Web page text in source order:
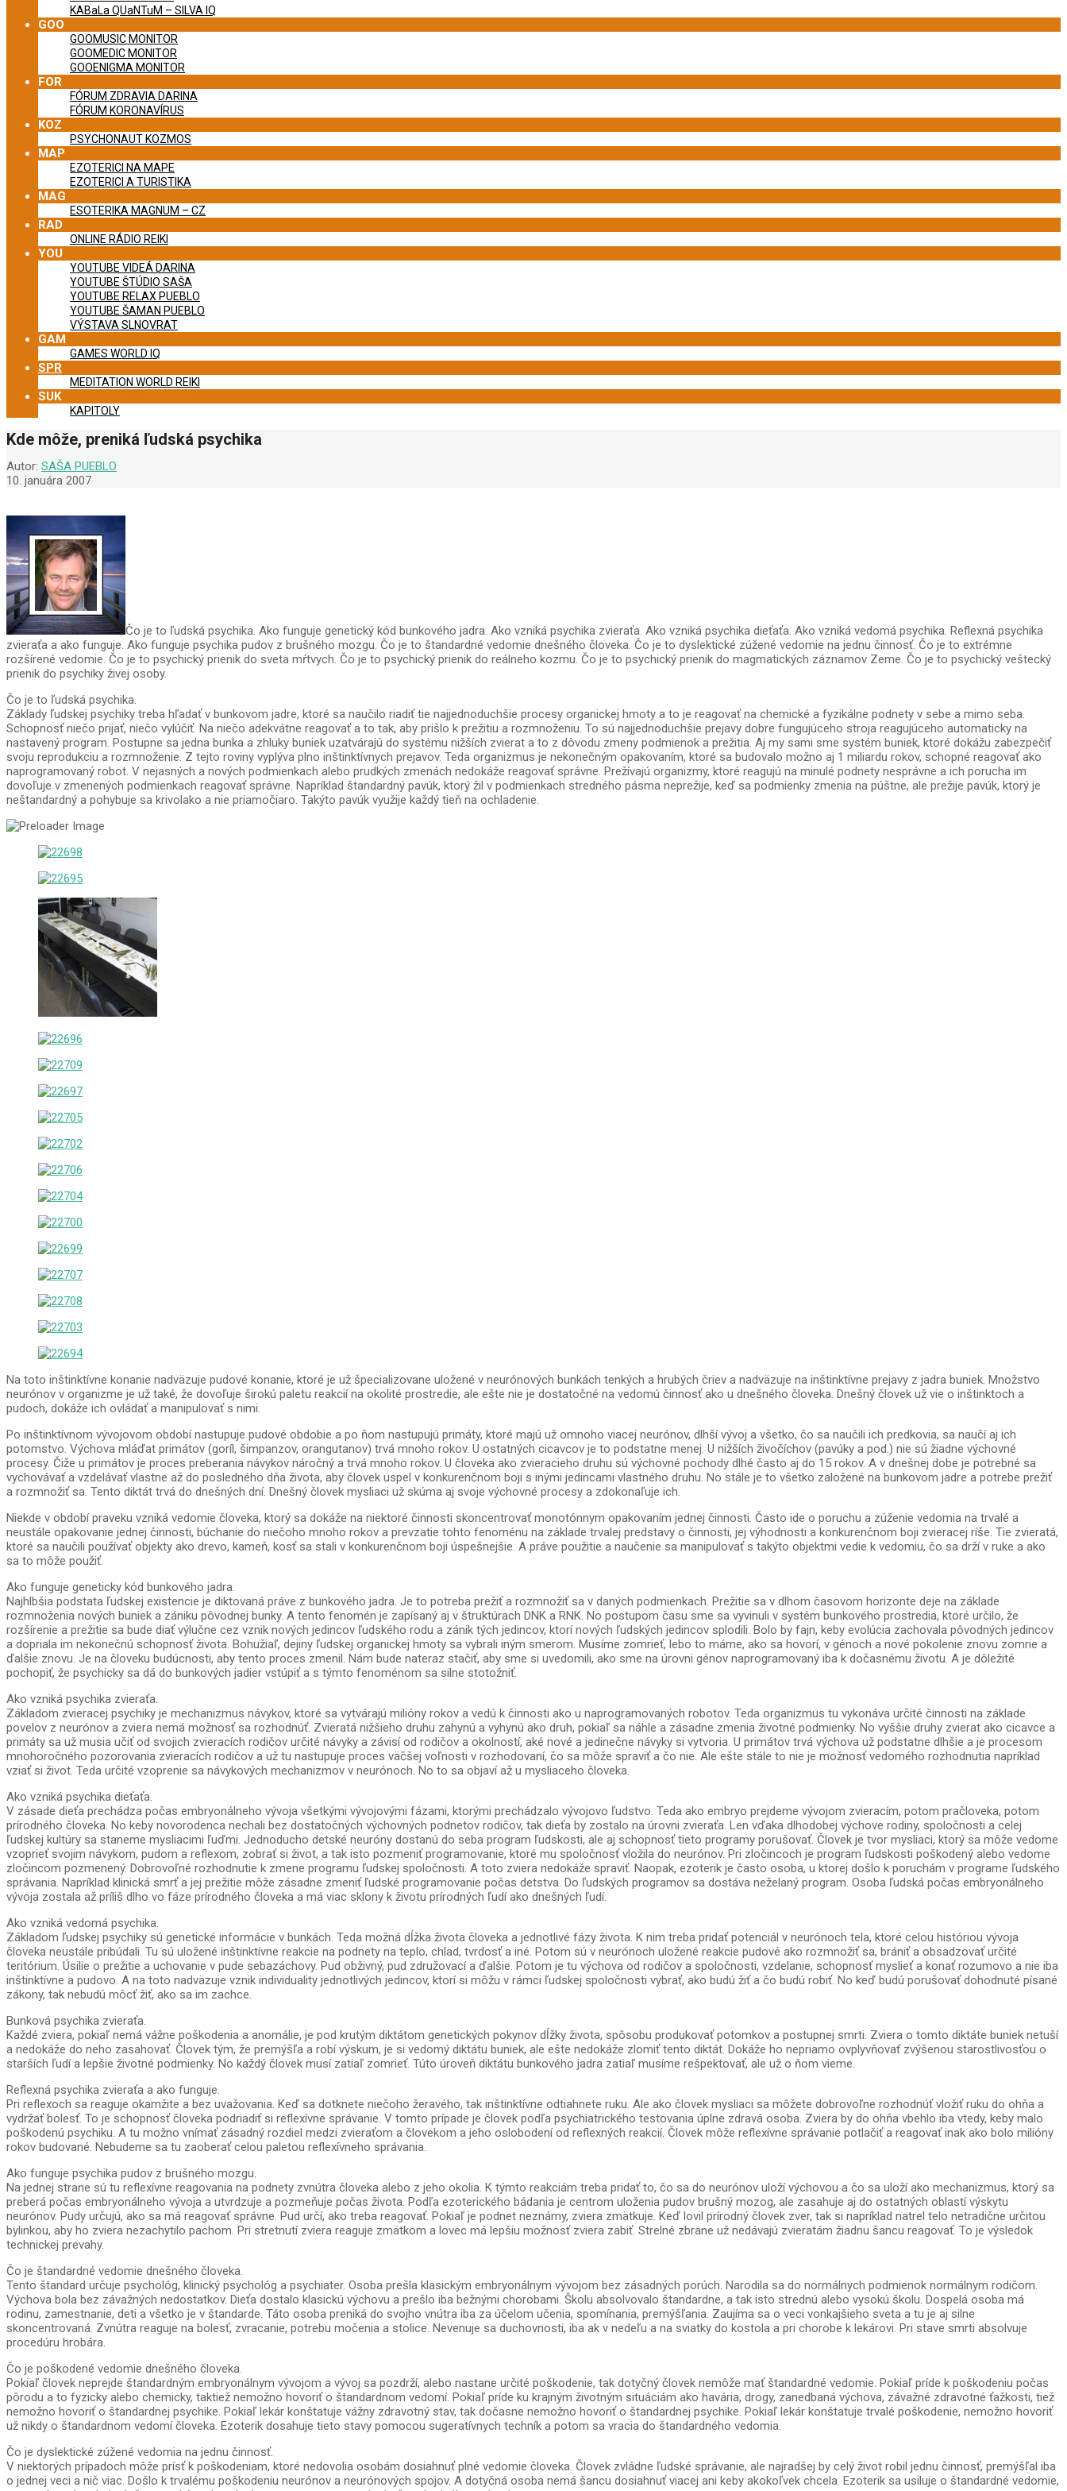
KABaLa QUaNTuM – SILVA IQ
GOO
GOOMUSIC MONITOR
GOOMEDIC MONITOR
GOOENIGMA MONITOR
FOR
FÓRUM ZDRAVIA DARINA
FÓRUM KORONAVÍRUS
KOZ
PSYCHONAUT KOZMOS
MAP
EZOTERICI NA MAPE
EZOTERICI A TURISTIKA
MAG
ESOTERIKA MAGNUM – CZ
RAD
ONLINE RÁDIO REIKI
YOU
YOUTUBE VIDEÁ DARINA
YOUTUBE ŠTÚDIO SAŠA
YOUTUBE RELAX PUEBLO
YOUTUBE ŠAMAN PUEBLO
VÝSTAVA SLNOVRAT
GAM
GAMES WORLD IQ
SPR
MEDITATION WORLD REIKI
SUK
KAPITOLY
Kde môže, preniká ľudská psychika
Autor: SAŠA PUEBLO
10. januára 2007
Čo je to ľudská psychika. Ako funguje genetický kód bunkového jadra. Ako vzniká psychika zvieraťa. Ako vzniká psychika dieťaťa. Ako vzniká vedomá psychika. Reflexná psychika
zvieraťa a ako funguje. Ako funguje psychika pudov z brušného mozgu. Čo je to štandardné vedomie dnešného človeka. Čo je to dyslektické zúžené vedomie na jednu činnosť. Čo je to extrémne
rozšírené vedomie. Čo je to psychický prienik do sveta mŕtvych. Čo je to psychický prienik do reálneho kozmu. Čo je to psychický prienik do magmatických záznamov Zeme. Čo je to psychický veštecký
prienik do psychiky živej osoby.
Čo je to ľudská psychika.
Základy ľudskej psychiky treba hľadať v bunkovom jadre, ktoré sa naučilo riadiť tie najjednoduchšie procesy organickej hmoty a to je reagovať na chemické a fyzikálne podnety v sebe a mimo seba.
Schopnosť niečo prijať, niečo vylúčiť. Na niečo adekvátne reagovať a to tak, aby prišlo k prežitiu a rozmnoženiu. To sú najjednoduchšie prejavy dobre fungujúceho stroja reagujúceho automaticky na
nastavený program. Postupne sa jedna bunka a zhluky buniek uzatvárajú do systému nižších zvierat a to z dôvodu zmeny podmienok a prežitia. Aj my sami sme systém buniek, ktoré dokážu zabezpečiť
svoju reprodukciu a rozmnoženie. Z tejto roviny vyplýva plno inštinktívnych prejavov. Teda organizmus je nekonečným opakovaním, ktoré sa budovalo možno aj 1 miliardu rokov, schopné reagovať ako
naprogramovaný robot. V nejasných a nových podmienkach alebo prudkých zmenách nedokáže reagovať správne. Prežívajú organizmy, ktoré reagujú na minulé podnety nesprávne a ich porucha im
dovoľuje v zmenených podmienkach reagovať správne. Napríklad štandardný pavúk, ktorý žil v podmienkach stredného pásma neprežije, keď sa podmienky zmenia na púštne, ale prežije pavúk, ktorý je
neštandardný a pohybuje sa krivolako a nie priamočiaro. Takýto pavúk využije každý tieň na ochladenie.
Na toto inštinktívne konanie nadväzuje pudové konanie, ktoré je už špecializovane uložené v neurónových bunkách tenkých a hrubých čriev a nadväzuje na inštinktívne prejavy z jadra buniek. Množstvo
neurónov v organizme je už také, že dovoľuje širokú paletu reakcií na okolité prostredie, ale ešte nie je dostatočné na vedomú činnosť ako u dnešného človeka. Dnešný človek už vie o inštinktoch a
pudoch, dokáže ich ovládať a manipulovať s nimi.
Po inštinktívnom vývojovom období nastupuje pudové obdobie a po ňom nastupujú primáty, ktoré majú už omnoho viacej neurónov, dlhší vývoj a všetko, čo sa naučili ich predkovia, sa naučí aj ich
potomstvo. Výchova mláďat primátov (goríl, šimpanzov, orangutanov) trvá mnoho rokov. U ostatných cicavcov je to podstatne menej. U nižších živočíchov (pavúky a pod.) nie sú žiadne výchovné
procesy. Čiže u primátov je proces preberania návykov náročný a trvá mnoho rokov. U človeka ako zvieracieho druhu sú výchovné pochody dlhé často aj do 15 rokov. A v dnešnej dobe je potrebné sa
vychovávať a vzdelávať vlastne až do posledného dňa života, aby človek uspel v konkurenčnom boji s inými jedincami vlastného druhu. No stále je to všetko založené na bunkovom jadre a potrebe prežiť
a rozmnožiť sa. Tento diktát trvá do dnešných dní. Dnešný človek mysliaci už skúma aj svoje výchovné procesy a zdokonaľuje ich.
Niekde v období praveku vzniká vedomie človeka, ktorý sa dokáže na niektoré činnosti skoncentrovať monotónnym opakovaním jednej činnosti. Často ide o poruchu a zúženie vedomia na trvalé a
neustále opakovanie jednej činnosti, búchanie do niečoho mnoho rokov a prevzatie tohto fenoménu na základe trvalej predstavy o činnosti, jej výhodnosti a konkurenčnom boji zvieracej ríše. Tie zvieratá,
ktoré sa naučili používať objekty ako drevo, kameň, kosť sa stali v konkurenčnom boji úspešnejšie. A práve použitie a naučenie sa manipulovať s takýto objektmi vedie k vedomiu, čo sa drží v ruke a ako
sa to môže použiť.
Ako funguje geneticky kód bunkového jadra.
Najhlbšia podstata ľudskej existencie je diktovaná práve z bunkového jadra. Je to potreba prežiť a rozmnožiť sa v daných podmienkach. Prežitie sa v dlhom časovom horizonte deje na základe
rozmnoženia nových buniek a zániku pôvodnej bunky. A tento fenomén je zapísaný aj v štruktúrach DNK a RNK. No postupom času sme sa vyvinuli v systém bunkového prostredia, ktoré určilo, že
rozšírenie a prežitie sa bude diať výlučne cez vznik nových jedincov ľudského rodu a zánik tých jedincov, ktorí nových ľudských jedincov splodili. Bolo by fajn, keby evolúcia zachovala pôvodných jedincov
a dopriala im nekonečnú schopnosť života. Bohužiaľ, dejiny ľudskej organickej hmoty sa vybrali iným smerom. Musíme zomrieť, lebo to máme, ako sa hovorí, v génoch a nové pokolenie znovu zomrie a
ďalšie znovu. Je na človeku budúcnosti, aby tento proces zmenil. Nám bude nateraz stačiť, aby sme si uvedomili, ako sme na úrovni génov naprogramovaný iba k dočasnému životu. A je dôležité
pochopiť, že psychicky sa dá do bunkových jadier vstúpiť a s týmto fenoménom sa silne stotožniť.
Ako vzniká psychika zvieraťa.
Základom zvieracej psychiky je mechanizmus návykov, ktoré sa vytvárajú milióny rokov a vedú k činnosti ako u naprogramovaných robotov. Teda organizmus tu vykonáva určité činnosti na základe
povelov z neurónov a zviera nemá možnosť sa rozhodnúť. Zvieratá nižšieho druhu zahynú a vyhynú ako druh, pokiaľ sa náhle a zásadne zmenia životné podmienky. No vyššie druhy zvierat ako cicavce a
primáty sa už musia učiť od svojich zvieracích rodičov určité návyky a závisí od rodičov a okolností, aké nové a jedinečne návyky si vytvoria. U primátov trvá výchova už podstatne dlhšie a je procesom
mnohoročného pozorovania zvieracích rodičov a už tu nastupuje proces väčšej voľnosti v rozhodovaní, čo sa môže spraviť a čo nie. Ale ešte stále to nie je možnosť vedomého rozhodnutia napríklad
vziať si život. Teda určité vzoprenie sa návykových mechanizmov v neurónoch. No to sa objaví až u mysliaceho človeka.
Ako vzniká psychika dieťaťa.
V zásade dieťa prechádza počas embryonálneho vývoja všetkými vývojovými fázami, ktorými prechádzalo vývojovo ľudstvo. Teda ako embryo prejdeme vývojom zvieracím, potom pračloveka, potom
prírodného človeka. No keby novorodenca nechali bez dostatočných výchovných podnetov rodičov, tak dieťa by zostalo na úrovni zvieraťa. Len vďaka dlhodobej výchove rodiny, spoločnosti a celej
ľudskej kultúry sa staneme mysliacimi ľuďmi. Jednoducho detské neuróny dostanú do seba program ľudskosti, ale aj schopnosť tieto programy porušovať. Človek je tvor mysliaci, ktorý sa môže vedome
vzoprieť svojim návykom, pudom a reflexom, zobrať si život, a tak isto pozmeniť programovanie, ktoré mu spoločnosť vložila do neurónov. Pri zločincoch je program ľudskosti poškodený alebo vedome
zločincom pozmenený. Dobrovoľné rozhodnutie k zmene programu ľudskej spoločnosti. A toto zviera nedokáže spraviť. Naopak, ezoterik je často osoba, u ktorej došlo k poruchám v programe ľudského
správania. Napríklad klinická smrť a jej prežitie môže zásadne zmeniť ľudské programovanie počas detstva. Do ľudských programov sa dostáva neželaný program. Osoba ľudská počas embryonálneho
vývoja zostala až príliš dlho vo fáze prírodného človeka a má viac sklony k životu prírodných ľudí ako dnešných ľudí.
Ako vzniká vedomá psychika.
Základom ľudskej psychiky sú genetické informácie v bunkách. Teda možná dĺžka života človeka a jednotlivé fázy života. K nim treba pridať potenciál v neurónoch tela, ktoré celou históriou vývoja
človeka neustále pribúdali. Tu sú uložené inštinktívne reakcie na podnety na teplo, chlad, tvrdosť a iné. Potom sú v neurónoch uložené reakcie pudové ako rozmnožiť sa, brániť a obsadzovať určité
teritórium. Úsilie o prežitie a uchovanie v pude sebazáchovy. Pud obživný, pud združovací a ďalšie. Potom je tu výchova od rodičov a spoločnosti, vzdelanie, schopnosť myslieť a konať rozumovo a nie iba
inštinktívne a pudovo. A na toto nadväzuje vznik individuality jednotlivých jedincov, ktorí si môžu v rámci ľudskej spoločnosti vybrať, ako budú žiť a čo budú robiť. No keď budú porušovať dohodnuté písané
zákony, tak nebudú môcť žiť, ako sa im zachce.
Bunková psychika zvieraťa.
Každé zviera, pokiaľ nemá vážne poškodenia a anomálie, je pod krutým diktátom genetických pokynov dĺžky života, spôsobu produkovať potomkov a postupnej smrti. Zviera o tomto diktáte buniek netuší
a nedokáže do neho zasahovať. Človek tým, že premýšľa a robí výskum, je si vedomý diktátu buniek, ale ešte nedokáže zlomiť tento diktát. Dokáže ho nepriamo ovplyvňovať zvýšenou starostlivosťou o
starších ľudí a lepšie životné podmienky. No každý človek musí zatiaľ zomrieť. Túto úroveň diktátu bunkového jadra zatiaľ musíme rešpektovať, ale už o ňom vieme.
Reflexná psychika zvieraťa a ako funguje.
Pri reflexoch sa reaguje okamžite a bez uvažovania. Keď sa dotknete niečoho žeravého, tak inštinktívne odtiahnete ruku. Ale ako človek mysliaci sa môžete dobrovoľne rozhodnúť vložiť ruku do ohňa a
vydržať bolesť. To je schopnosť človeka podriadiť si reflexívne správanie. V tomto prípade je človek podľa psychiatrického testovania úplne zdravá osoba. Zviera by do ohňa vbehlo iba vtedy, keby malo
poškodenú psychiku. A tu možno vnímať zásadný rozdiel medzi zvieraťom a človekom a jeho oslobodení od reflexných reakcií. Človek môže reflexívne správanie potlačiť a reagovať inak ako bolo milióny
rokov budované. Nebudeme sa tu zaoberať celou paletou reflexívneho správania.
Ako funguje psychika pudov z brušného mozgu.
Na jednej strane sú tu reflexívne reagovania na podnety zvnútra človeka alebo z jeho okolia. K týmto reakciám treba pridať to, čo sa do neurónov uloží výchovou a čo sa uloží ako mechanizmus, ktorý sa
preberá počas embryonálneho vývoja a utvrdzuje a pozmeňuje počas života. Podľa ezoterického bádania je centrom uloženia pudov brušný mozog, ale zasahuje aj do ostatných oblastí výskytu
neurónov. Pudy určujú, ako sa má reagovať správne. Pud určí, ako treba reagovať. Pokiaľ je podnet neznámy, zviera zmätkuje. Keď lovil prírodný človek zver, tak si napríklad natrel telo netradične určitou
bylinkou, aby ho zviera nezachytilo pachom. Pri stretnutí zviera reaguje zmätkom a lovec má lepšiu možnosť zviera zabiť. Strelné zbrane už nedávajú zvieratám žiadnu šancu reagovať. To je výsledok
technickej prevahy.
Čo je štandardné vedomie dnešného človeka.
Tento štandard určuje psychológ, klinický psychológ a psychiater. Osoba prešla klasickým embryonálnym vývojom bez zásadných porúch. Narodila sa do normálnych podmienok normálnym rodičom.
Výchova bola bez závažných nedostatkov. Dieťa dostalo klasickú výchovu a prešlo iba bežnými chorobami. Školu absolvovalo štandardne, a tak isto strednú alebo vysokú školu. Dospelá osoba má
rodinu, zamestnanie, deti a všetko je v štandarde. Táto osoba preniká do svojho vnútra iba za účelom učenia, spomínania, premýšľania. Zaujíma sa o veci vonkajšieho sveta a tu je aj silne
skoncentrovaná. Zvnútra reaguje na bolesť, zvracanie, potrebu močenia a stolice. Nevenuje sa duchovnosti, iba ak v nedeľu a na sviatky do kostola a pri chorobe k lekárovi. Pri stave smrti absolvuje
procedúru hrobára.
Čo je poškodené vedomie dnešného človeka.
Pokiaľ človek neprejde štandardným embryonálnym vývojom a vývoj sa pozdrží, alebo nastane určité poškodenie, tak dotyčný človek nemôže mať štandardné vedomie. Pokiaľ príde k poškodeniu počas
pôrodu a to fyzicky alebo chemicky, taktiež nemožno hovoriť o štandardnom vedomí. Pokiaľ príde ku krajným životným situáciám ako havária, drogy, zanedbaná výchova, závažné zdravotné ťažkosti, tiež
nemožno hovoriť o štandardnej psychike. Pokiaľ lekár konštatuje vážny zdravotný stav, tak dočasne nemožno hovoriť o štandardnej psychike. Pokiaľ lekár konštatuje trvalé poškodenie, nemožno hovoriť
už nikdy o štandardnom vedomí človeka. Ezoterik dosahuje tieto stavy pomocou sugeratívnych techník a potom sa vracia do štandardného vedomia.
Čo je dyslektické zúžené vedomia na jednu činnosť.
V niektorých prípadoch môže prísť k poškodeniam, ktoré nedovolia osobám dosiahnuť plné vedomie človeka. Človek zvládne ľudské správanie, ale najradšej by celý život robil jednu činnosť, premýšľal iba
o jednej veci a nič viac. Došlo k trvalému poškodeniu neurónov a neurónových spojov. A dotyčná osoba nemá šancu dosiahnuť viacej ani keby akokoľvek chcela. Ezoterik sa usiluje o štandardné vedomie,